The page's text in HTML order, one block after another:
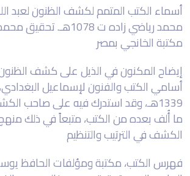
أسماء الكتب المتمم لكشف الظنون لعبد
محمد رياضي زاده ت 1078هـ.
مكتبة الخانجي بمصر
إيضاح المكنون في الذيل على كشف
أسامي الكتب والفنون لإسماعيل
1339هـ، وقد استدرك فيه على صاحب
ما أُلف بعده من الكتب، متبعاً في ذلك
الكشف في الترتيب والتنظيم
فهرس الكتب، مكتبة ومؤلفات الحافظ